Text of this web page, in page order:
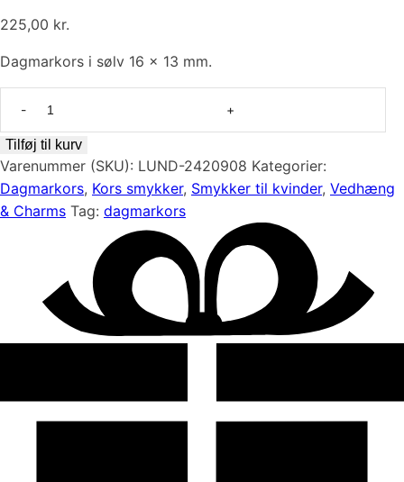
225,00 kr.
Dagmarkors i sølv 16 x 13 mm.
sølv
16
x
13
Tilføj til kurv
Varenummer (SKU): LUND-2420908 Kategorier:
Dagmarkors, Kors smykker, Smykker til kvinder, Vedhæng
& Charms Tag: dagmarkors